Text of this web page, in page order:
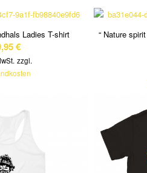
Ladies T-shirt
€
zzgl.
“ Nature